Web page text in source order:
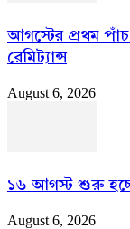
আগস্টের প্রথম
রেমিট্যান্স
August 6, 2026
১৬ আগস্ট শুরু হচ্ছে
August 6, 2026